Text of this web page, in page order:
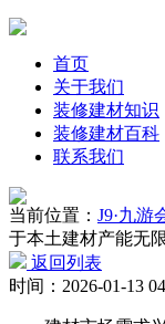
首页
关于我们
装修建材知识
装修建材百科
联系我们
当前位置： J9·九游
于本土建材产能无
返回列表
时间：2026-01-13